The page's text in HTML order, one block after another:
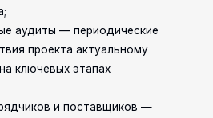
аудиты — периодические
проекта актуальному
ключевых этапах
и поставщиков —